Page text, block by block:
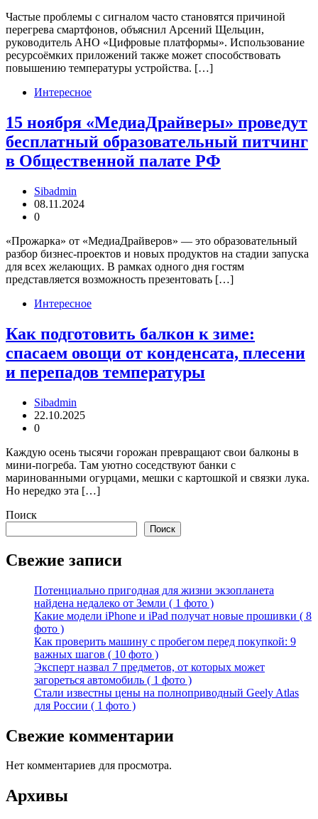
Частые проблемы с сигналом часто становятся причиной
перегрева смартфонов, объяснил Арсений Щельцин,
руководитель АНО «Цифровые платформы». Использование
ресурсоёмких приложений также может способствовать
повышению температуры устройства. […]
Интересное
15 ноября «МедиаДрайверы» проведут
бесплатный образовательный питчинг
в Общественной палате РФ
Sibadmin
08.11.2024
0
«Прожарка» от «МедиаДрайверов» — это образовательный
разбор бизнес-проектов и новых продуктов на стадии запуска
для всех желающих. В рамках одного дня гостям
представляется возможность презентовать […]
Интересное
Как подготовить балкон к зиме:
спасаем овощи от конденсата, плесени
и перепадов температуры
Sibadmin
22.10.2025
0
Каждую осень тысячи горожан превращают свои балконы в
мини-погреба. Там уютно соседствуют банки с
маринованными огурцами, мешки с картошкой и связки лука.
Но нередко эта […]
Поиск
Поиск
Свежие записи
Потенциально пригодная для жизни экзопланета
найдена недалеко от Земли ( 1 фото )
Какие модели iPhone и iPad получат новые прошивки ( 8
фото )
Как проверить машину с пробегом перед покупкой: 9
важных шагов ( 10 фото )
Эксперт назвал 7 предметов, от которых может
загореться автомобиль ( 1 фото )
Стали известны цены на полноприводный Geely Atlas
для России ( 1 фото )
Свежие комментарии
Нет комментариев для просмотра.
Архивы